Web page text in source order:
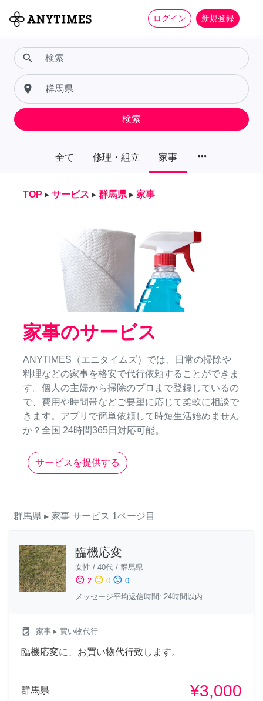
ログイン 新規登録
全て 修理・組立 家事 more_horiz
search
place
検索
TOP ▸ サービス ▸ 群馬県 ▸ 家事
家事のサービス
ANYTIMES（エニタイムズ）では、日常の掃除や
料理などの家事を格安で代行依頼することができま
す。個人の主婦から掃除のプロまで登録しているの
で、費用や時間帯などご要望に応じて柔軟に相談で
きます。アプリで簡単依頼して時短生活始めません
か？全国 24時間365日対応可能。
サービスを提供する
群馬県 ▸ 家事 サービス 1ページ目
臨機応変
女性 / 40代 / 群馬県
sentiment_satisfied 2 sentiment_neutral 0 sentiment_dissatisfied 0
メッセージ平均返信時間: 24時間以内
local_laundry_service 家事 ▸ 買い物代行
臨機応変に、お買い物代行致します。
群馬県 ¥3,000